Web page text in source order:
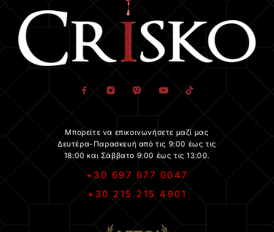
Μπορείτε να επικοινωνήσετε μαζί μας
Δευτέρα-Παρασκευή από τις 9:00 έως τις
18:00 και Σάββατο 9:00 έως τις 13:00.
+30 697 077 0047
+30 215 215 4901